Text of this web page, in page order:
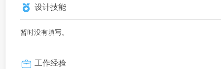
设计技能
暂时没有填写。
工作经验